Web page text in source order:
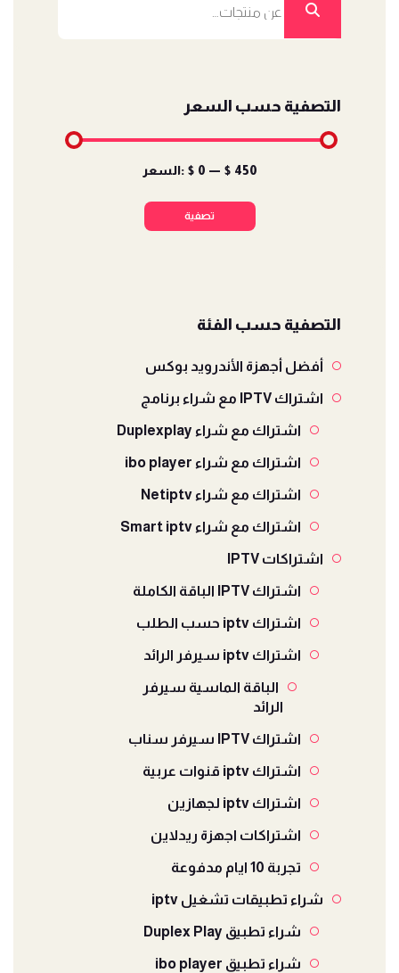
التصفية حسب السعر
تصفية
السعر: $ 0 — $ 450
التصفية حسب الفئة
أفضل أجهزة الأندرويد بوكس
اشتراك IPTV مع شراء برنامج
اشتراك مع شراء Duplexplay
اشتراك مع شراء ibo player
اشتراك مع شراء Netiptv
اشتراك مع شراء Smart iptv
اشتراكات IPTV
اشتراك IPTV الباقة الكاملة
اشتراك iptv حسب الطلب
اشتراك iptv سيرفر الرائد
الباقة الماسية سيرفر
الرائد
اشتراك IPTV سيرفر سناب
اشتراك iptv قنوات عربية
اشتراك iptv لجهازين
اشتراكات اجهزة ريدلاين
تجربة 10 ايام مدفوعة
شراء تطبيقات تشغيل iptv
شراء تطبيق Duplex Play
شراء تطبيق ibo player